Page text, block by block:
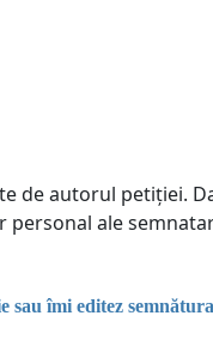
de autorul petiției.
ale
sau îmi editez